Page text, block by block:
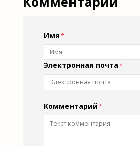
Имя
Электронная почта
Комментарий